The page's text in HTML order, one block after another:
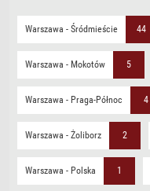
Warszawa - Śródmieście 44
Warszawa - Mokotów 5
Warszawa - Praga-Północ 4
Warszawa - Żoliborz 2
Warszawa - Polska 1